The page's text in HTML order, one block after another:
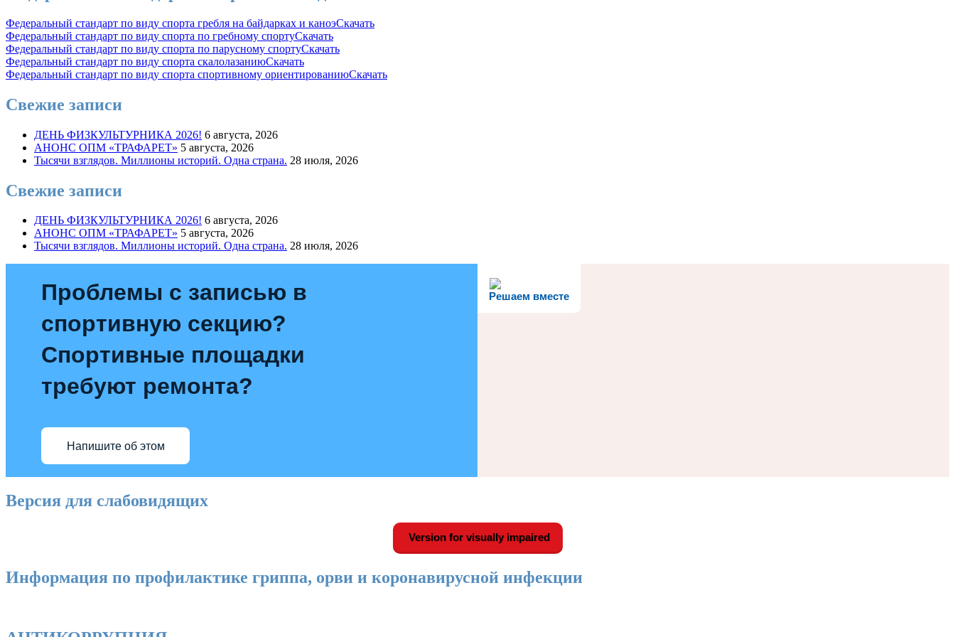
Федеральный стандарт по виду спорта гребля на байдарках и каноэСкачать
Федеральный стандарт по виду спорта по гребному спортуСкачать
Федеральный стандарт по виду спорта по парусному спортуСкачать
Федеральный стандарт по виду спорта скалолазаниюСкачать
Федеральный стандарт по виду спорта спортивному ориентированиюСкачать
Свежие записи
ДЕНЬ ФИЗКУЛЬТУРНИКА 2026! 6 августа, 2026
АНОНС ОПМ «ТРАФАРЕТ» 5 августа, 2026
Тысячи взглядов. Миллионы историй. Одна страна. 28 июля, 2026
Свежие записи
ДЕНЬ ФИЗКУЛЬТУРНИКА 2026! 6 августа, 2026
АНОНС ОПМ «ТРАФАРЕТ» 5 августа, 2026
Тысячи взглядов. Миллионы историй. Одна страна. 28 июля, 2026
Решаем вместе
Проблемы с записью в
спортивную секцию?
Спортивные площадки
требуют ремонта?
Напишите об этом
Версия для слабовидящих
Version for visually impaired
Информация по профилактике гриппа, орви и коронавирусной инфекции